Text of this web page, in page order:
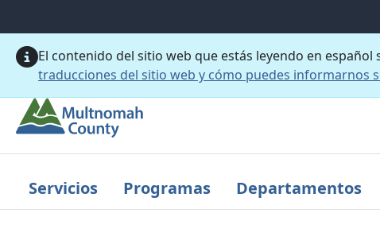
El contenido del sitio web que estás leyendo en
traducciones del sitio web y cómo puedes informarnos
Servicios Programas Departamentos